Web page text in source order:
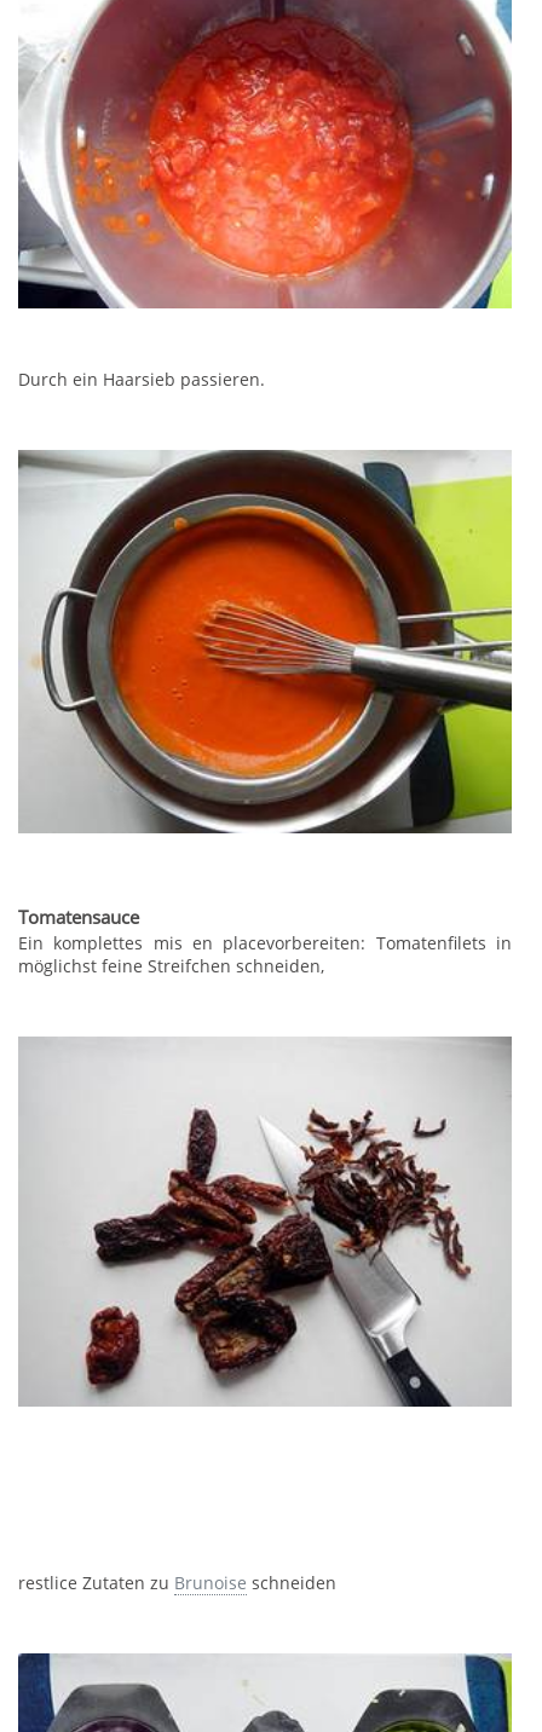
Durch ein Haarsieb passieren.
Tomatensauce
Ein komplettes mis en placevorbereiten: Tomatenfilets in
möglichst feine Streifchen schneiden,
restlice Zutaten zu Brunoise schneiden